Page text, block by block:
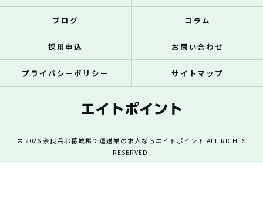
ブログ コラム
採用申込 お問い合わせ
プライバシーポリシー サイトマップ
© 2026 奈良県北葛城郡で運送業の求人ならエイトポイント ALL RIGHTS
RESERVED.